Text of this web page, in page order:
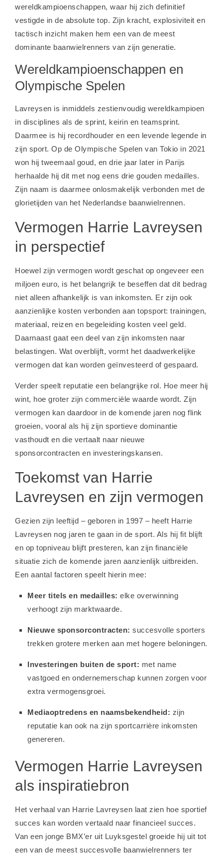
wereldkampioenschappen, waar hij zich definitief
vestigde in de absolute top. Zijn kracht, explosiviteit en
tactisch inzicht maken hem een van de meest
dominante baanwielrenners van zijn generatie.
Wereldkampioenschappen en
Olympische Spelen
Lavreysen is inmiddels zestienvoudig wereldkampioen
in disciplines als de sprint, keirin en teamsprint.
Daarmee is hij recordhouder en een levende legende in
zijn sport. Op de Olympische Spelen van Tokio in 2021
won hij tweemaal goud, en drie jaar later in Parijs
herhaalde hij dit met nog eens drie gouden medailles.
Zijn naam is daarmee onlosmakelijk verbonden met de
glorietijden van het Nederlandse baanwielrennen.
Vermogen Harrie Lavreysen
in perspectief
Hoewel zijn vermogen wordt geschat op ongeveer een
miljoen euro, is het belangrijk te beseffen dat dit bedrag
niet alleen afhankelijk is van inkomsten. Er zijn ook
aanzienlijke kosten verbonden aan topsport: trainingen,
materiaal, reizen en begeleiding kosten veel geld.
Daarnaast gaat een deel van zijn inkomsten naar
belastingen. Wat overblijft, vormt het daadwerkelijke
vermogen dat kan worden geïnvesteerd of gespaard.
Verder speelt reputatie een belangrijke rol. Hoe meer hij
wint, hoe groter zijn commerciële waarde wordt. Zijn
vermogen kan daardoor in de komende jaren nog flink
groeien, vooral als hij zijn sportieve dominantie
vasthoudt en die vertaalt naar nieuwe
sponsorcontracten en investeringskansen.
Toekomst van Harrie
Lavreysen en zijn vermogen
Gezien zijn leeftijd – geboren in 1997 – heeft Harrie
Lavreysen nog jaren te gaan in de sport. Als hij fit blijft
en op topniveau blijft presteren, kan zijn financiële
situatie zich de komende jaren aanzienlijk uitbreiden.
Een aantal factoren speelt hierin mee:
Meer titels en medailles: elke overwinning
verhoogt zijn marktwaarde.
Nieuwe sponsorcontracten: succesvolle sporters
trekken grotere merken aan met hogere beloningen.
Investeringen buiten de sport: met name
vastgoed en ondernemerschap kunnen zorgen voor
extra vermogensgroei.
Mediaoptredens en naamsbekendheid: zijn
reputatie kan ook na zijn sportcarrière inkomsten
genereren.
Vermogen Harrie Lavreysen
als inspiratiebron
Het verhaal van Harrie Lavreysen laat zien hoe sportief
succes kan worden vertaald naar financieel succes.
Van een jonge BMX’er uit Luyksgestel groeide hij uit tot
een van de meest succesvolle baanwielrenners ter